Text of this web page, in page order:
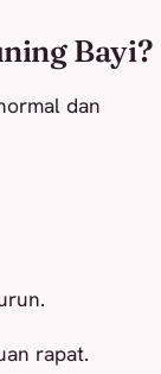
Bayi?
dan
rapat.